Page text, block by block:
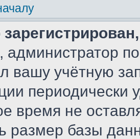
вашу учётную
периодически
время не
размер базы